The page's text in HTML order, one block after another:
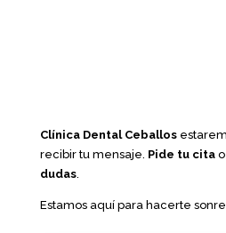
Clínica Dental Ceballos
recibir tu mensaje. Pide tu citao
dudas.
Estamos aquí para hacerte